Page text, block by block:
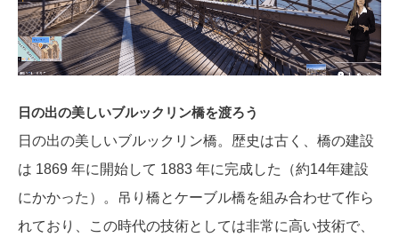
日の出の美しいブルックリン橋を渡ろう
日の出の美しいブルックリン橋。歴史は古く、橋の建設
は 1869 年に開始して 1883 年に完成した（約14年建設
にかかった）。吊り橋とケーブル橋を組み合わせて作ら
れており、この時代の技術としては非常に高い技術で、